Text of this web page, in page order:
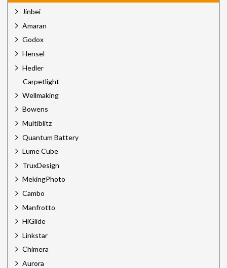
Jinbei
Amaran
Godox
Hensel
Hedler
Carpetlight
Wellmaking
Bowens
Multiblitz
Quantum Battery
Lume Cube
TruxDesign
MekingPhoto
Cambo
Manfrotto
HiGlide
Linkstar
Chimera
Aurora